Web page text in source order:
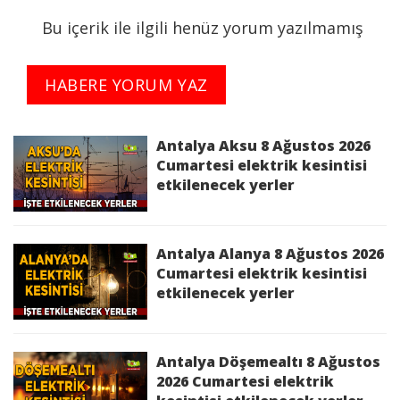
kesintisi yapılacaktır.
Kesinti Nedeni :Bakım Çalışması
Kesinti Tarihi :2026-06-23 09:00:00 - 16:00:00
Planlı Kesintiden Etkilenen Cadde / Sokak :
ANTALYA,SERİK,MERKEZ ALACAMİ
KOKULLAR,MERKEZ ALACAMİ Mah. ALACAMİ
13,MERKEZ ALACAMİ Mah. GÜMÜŞLER
Sk.,MERKEZ KUŞLAR,MERKEZ KUŞLAR
Mah.,MERKEZ YEŞİLYURT KUSLAR SK.,MERKEZ
MERKEZ Sk.,MERKEZ YEŞİLYURT Mah. YEŞİLYURT
11,YEŞİLYURT Mah. bölgelerinde 23/06/2026
Bu içerik ile ilgili henüz yorum yazılmamış
HABERE YORUM YAZ
Antalya Aksu 8 Ağustos 2026
Cumartesi elektrik kesintisi
etkilenecek yerler
Antalya Alanya 8 Ağustos 2026
Cumartesi elektrik kesintisi
etkilenecek yerler
Antalya Döşemealtı 8 Ağustos
2026 Cumartesi elektrik